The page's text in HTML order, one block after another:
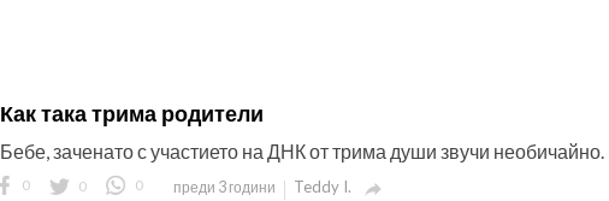
Как така трима родители
Бебе, заченато с участието на ДНК от трима души звучи необичайно.
0 0 0 преди 3 години Teddy I. 